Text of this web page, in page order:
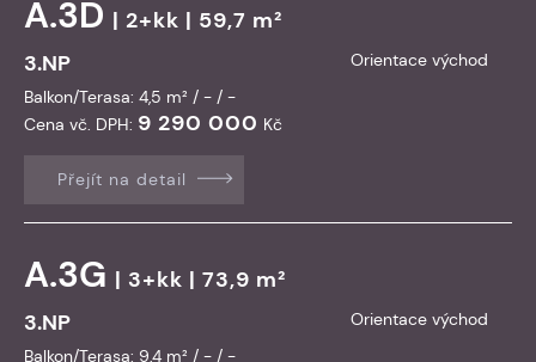
A.3D | 2+kk | 59,7 m²
3.NP
Orientace východ
Balkon/Terasa: 4,5 m² / - / -
Cena vč. DPH: 9 290 000 Kč
Přejít na detail
A.3G | 3+kk | 73,9 m²
3.NP
Orientace východ
Balkon/Terasa: 9,4 m² / - / -